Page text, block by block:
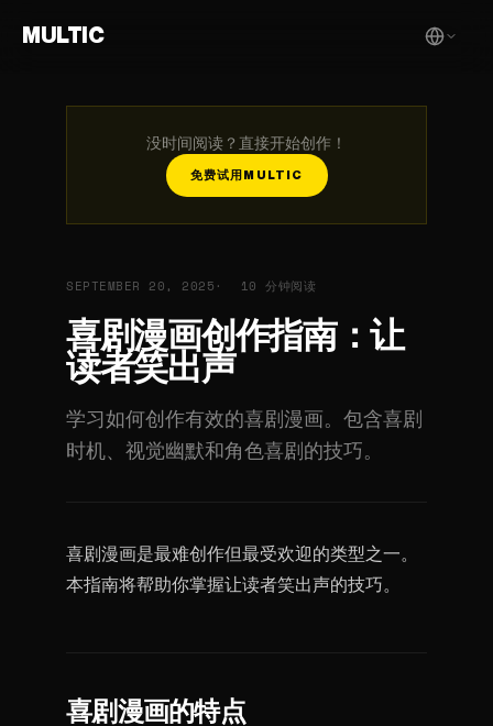
MULTIC
没时间阅读？直接开始创作！
免费试用MULTIC
SEPTEMBER 20, 2025 10 分钟阅读
喜剧漫画创作指南：让
读者笑出声
学习如何创作有效的喜剧漫画。包含喜剧
时机、视觉幽默和角色喜剧的技巧。
喜剧漫画是最难创作但最受欢迎的类型之一。
本指南将帮助你掌握让读者笑出声的技巧。
喜剧漫画的特点